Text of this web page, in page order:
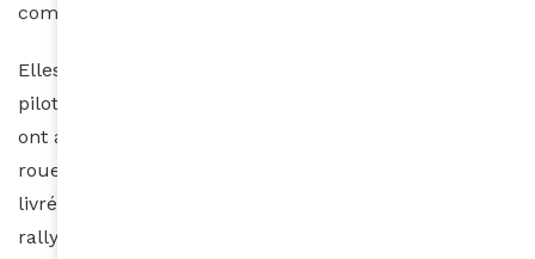
communication… rien n’a été laissé au hasard.
Elles ont aussi suivi des stages de navigation et de
pilotage dans les dunes de Merzouga. Là-bas, elles
ont appris à désensabler leur véhicule, changer une
roue… car ici, pas d’assistance sans pénalité. “On est
livrées à nous-mêmes. C’est ce qui fait la beauté du
rallye. Et ça casse les stéréotypes : ce sont des